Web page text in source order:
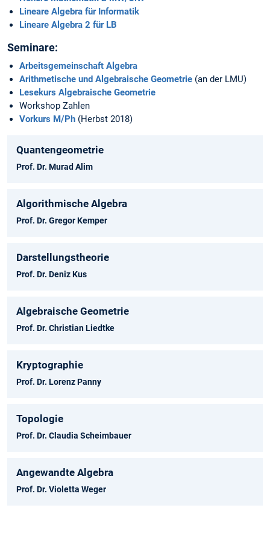
Lineare Algebra für Informatik
Lineare Algebra 2 für LB
Seminare:
Arbeitsgemeinschaft Algebra
Arithmetische und Algebraische Geometrie (an der LMU)
Lesekurs Algebraische Geometrie
Workshop Zahlen
Vorkurs M/Ph (Herbst 2018)
Quantengeometrie
Prof. Dr. Murad Alim
Algorithmische Algebra
Prof. Dr. Gregor Kemper
Darstellungstheorie
Prof. Dr. Deniz Kus
Algebraische Geometrie
Prof. Dr. Christian Liedtke
Kryptographie
Prof. Dr. Lorenz Panny
Topologie
Prof. Dr. Claudia Scheimbauer
Angewandte Algebra
Prof. Dr. Violetta Weger